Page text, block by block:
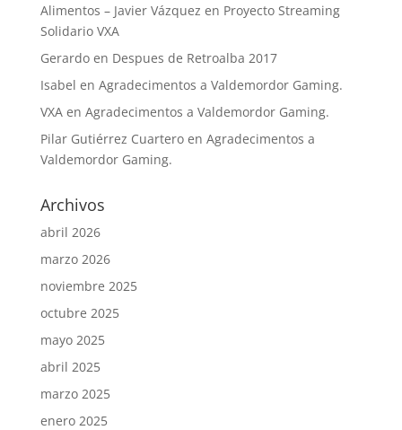
Alimentos – Javier Vázquez en Proyecto Streaming
Solidario VXA
Gerardoen Despues de Retroalba 2017
Isabel en Agradecimentos a Valdemordor Gaming.
VXAen Agradecimentos a Valdemordor Gaming.
Pilar Gutiérrez Cuarteroen Agradecimentos a
Valdemordor Gaming.
Archivos
abril 2026
marzo 2026
noviembre 2025
octubre 2025
mayo 2025
abril 2025
marzo 2025
enero 2025